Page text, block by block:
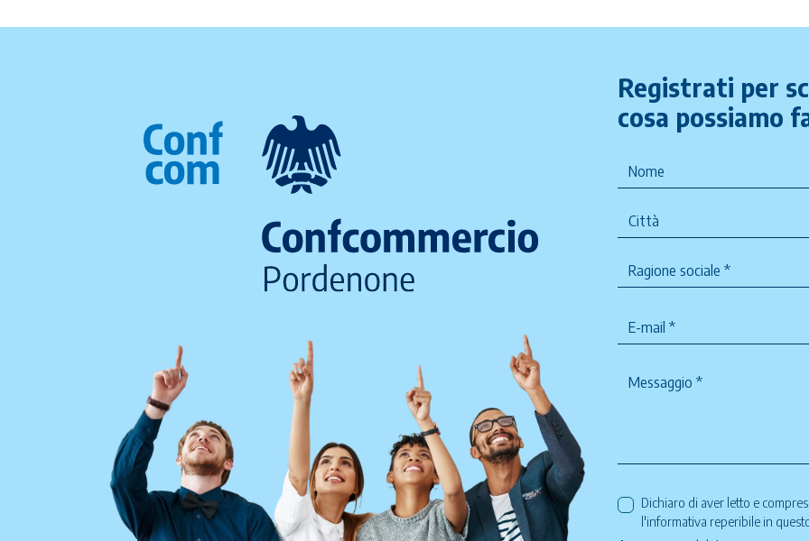
Registrati per
cosa possiamo
Dichiaro di aver letto e
l'informativa reperibile in